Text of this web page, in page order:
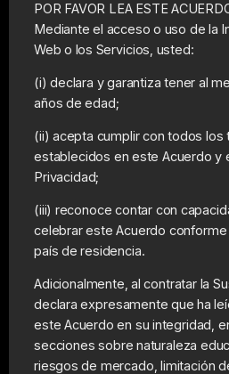
POR FAVOR LEA ESTE
Mediante el acceso o uso de la
Web o los Servicios, usted:
(i) declara y garantiza tener al
años de edad;
(ii) acepta cumplir con todos los
establecidos en este Acuerdo y
Privacidad;
(iii) reconoce contar con
celebrar este Acuerdo conforme
país de residencia.
Adicionalmente, al contratar la
declara expresamente que ha
este Acuerdo en su integridad,
secciones sobre naturaleza
riesgos de mercado, limitación